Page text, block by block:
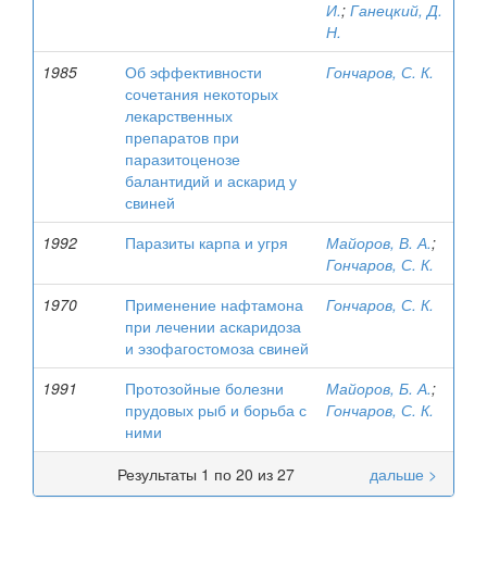
И.; Ганецкий, Д.
Н.
1985
Об эффективности
сочетания некоторых
лекарственных
препаратов при
паразитоценозе
балантидий и аскарид у
свиней
Гончаров, С. К.
1992 Паразиты карпа и угря Майоров, В. А.;
Гончаров, С. К.
1970
Применение нафтамона
при лечении аскаридоза
и эзофагостомоза свиней
Гончаров, С. К.
1991
Протозойные болезни
прудовых рыб и борьба с
ними
Майоров, Б. А.;
Гончаров, С. К.
Результаты 1 по 20 из 27 дальше >